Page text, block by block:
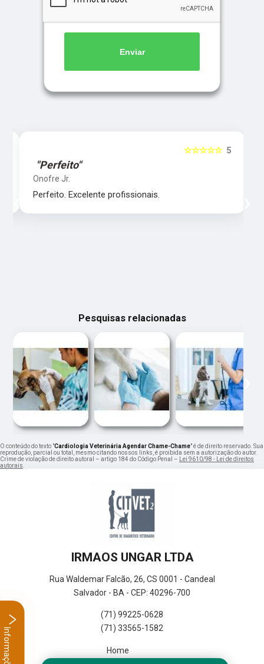
Enviar
5
☆☆☆☆☆
"Perfeito"
Onofre Jr.
Perfeito. Excelente profissionais.
‹
Pesquisas relacionadas
‹ ›
O conteúdo do texto "Cardiologia Veterinária Agendar Chame-Chame" é de direito reservado. Sua
reprodução, parcial ou total, mesmo citando nossos links, é proibida sem a autorização do autor.
Crime de violação de direito autoral – artigo 184 do Código Penal –
Lei 9610/98 - Lei de direitos
autorais
IRMAOS UNGAR LTDA
Rua Waldemar Falcão, 26, CS 0001 - Candeal
Salvador - BA - CEP: 40296-700
(71) 99225-0628
(71) 33565-1582
Home
Informações